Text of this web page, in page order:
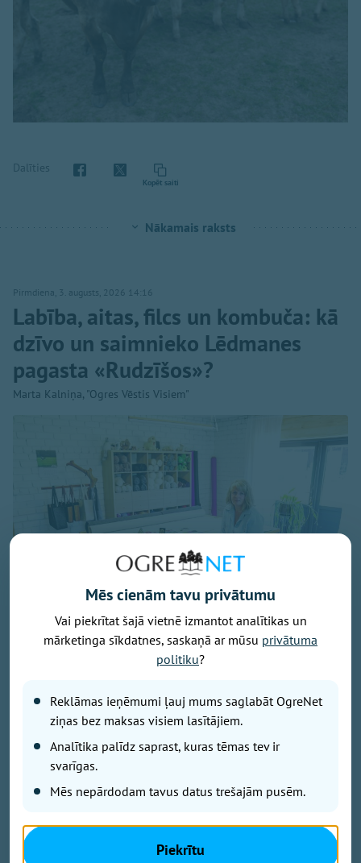
Dalīties
Kopēt saiti
Nākamais raksts
Pirmdiena, 3. augusts, 2026 14:16
Labība, aitas, filcs un kombuča: kā
dzīvo un saimnieko Lēdmanes
pagasta «Rudzīšos»?
Marta Kalniņa, "Ogres Vēstis Visiem"
izstrādājumi un dzimst arvien jaunas idejas
Lai nokļūtu zemnieku saimniecībā «Rudzīši»
Lēdmanes pagastā, jāmēro garš, līkumots grants ceļš.
Tā pašā galā paveras plaša, gaumīgi iekopta lauku
sēta – pamatīga dzīvojamā māja, ziedos slīkstošs
pagalms, dīķītis, dārzs un saimniecības ēkas, ko
visapkārt ieskauj plaši apstrādāti lauki un meži. Šo
vietu deviņdesmito gadu sākumā iegādājās Mamerts
un Velta Kūliņi, kuri ar neatlaidīgu darbu pamazām
Mēs cienām tavu privātumu
Vai piekrītat šajā vietnē izmantot analītikas un
mārketinga sīkdatnes, saskaņā ar mūsu privātuma
politiku?
Reklāmas ieņēmumi ļauj mums saglabāt OgreNet
ziņas bez maksas visiem lasītājiem.
Analītika palīdz saprast, kuras tēmas tev ir
svarīgas.
Mēs nepārdodam tavus datus trešajām pusēm.
Piekrītu